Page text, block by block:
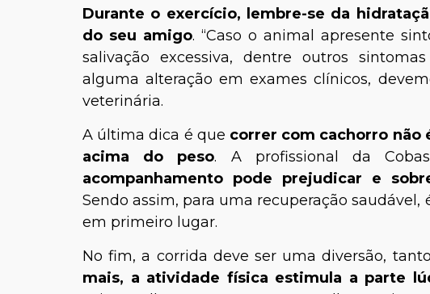
Durante o exercício, lembre-se da
do seu amigo. “Caso o animal apresente
salivação excessiva, dentre outros
alguma alteração em exames clínicos,
veterinária.
A última dica é que correr com cachorro não
acima do peso. A profissional da
acompanhamento pode prejudicar e
Sendo assim, para uma recuperação
em primeiro lugar.
No fim, a corrida deve ser uma diversão,
mais, a atividade física estimula a parte